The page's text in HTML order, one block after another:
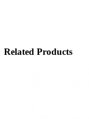
Related Products